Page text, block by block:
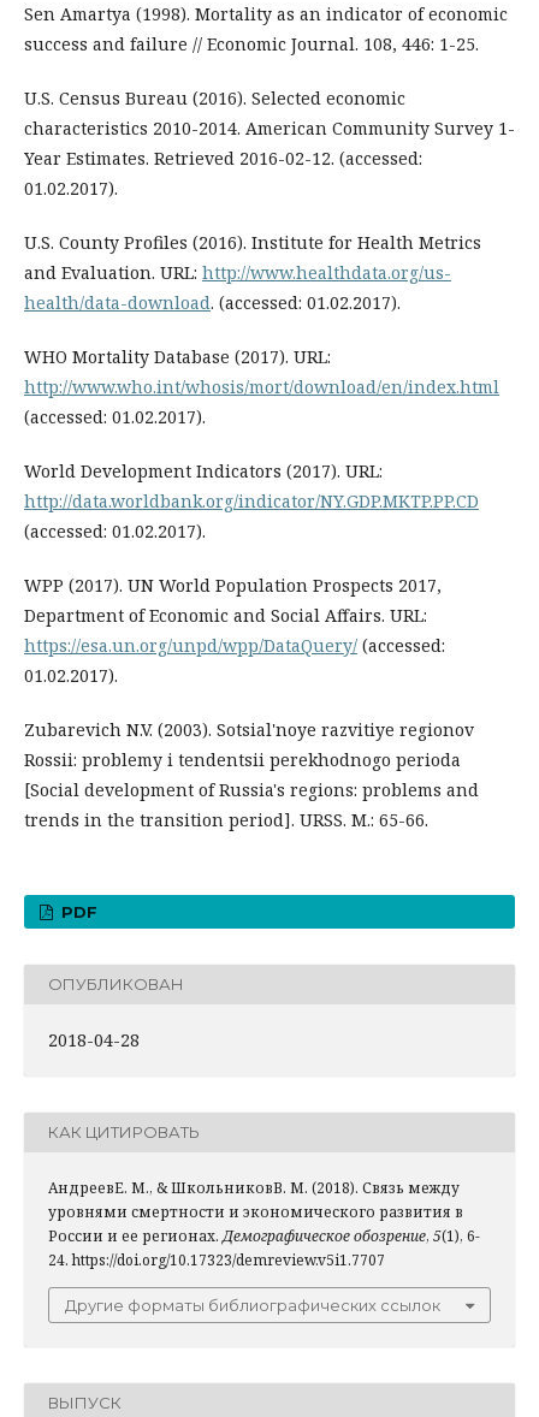
Sen Amartya (1998). Mortality as an indicator of economic
success and failure // Economic Journal. 108, 446: 1-25.
U.S. Census Bureau (2016). Selected economic
characteristics 2010-2014. American Community Survey 1-
Year Estimates. Retrieved 2016-02-12. (accessed:
01.02.2017).
U.S. County Profiles (2016). Institute for Health Metrics
and Evaluation. URL: http://www.healthdata.org/us-
health/data-download. (accessed: 01.02.2017).
WHO Mortality Database (2017). URL:
http://www.who.int/whosis/mort/download/en/index.html
(accessed: 01.02.2017).
World Development Indicators (2017). URL:
http://data.worldbank.org/indicator/NY.GDP.MKTP.PP.CD
(accessed: 01.02.2017).
WPP (2017). UN World Population Prospects 2017,
Department of Economic and Social Affairs. URL:
https://esa.un.org/unpd/wpp/DataQuery/ (accessed:
01.02.2017).
Zubarevich N.V. (2003). Sotsial'noye razvitiye regionov
Rossii: problemy i tendentsii perekhodnogo perioda
[Social development of Russia's regions: problems and
trends in the transition period]. URSS. M.: 65-66.
PDF
ОПУБЛИКОВАН
2018-04-28
КАК ЦИТИРОВАТЬ
АндреевЕ. М., & ШкольниковВ. М. (2018). Связь между
уровнями смертности и экономического развития в
России и ее регионах.Демографическое обозрение, 5(1), 6-
24. https://doi.org/10.17323/demreview.v5i1.7707
Другие форматы библиографических ссылок
ВЫПУСК